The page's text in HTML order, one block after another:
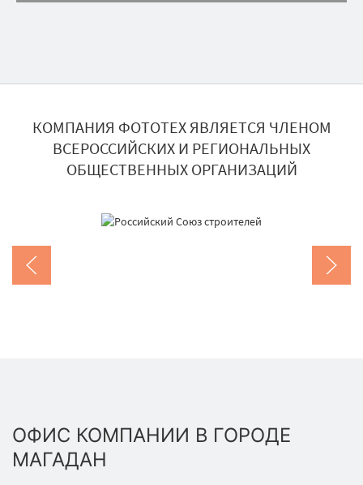
КОМПАНИЯ ФОТОТЕХ ЯВЛЯЕТСЯ ЧЛЕНОМ
ВСЕРОССИЙСКИХ И РЕГИОНАЛЬНЫХ
ОБЩЕСТВЕННЫХ ОРГАНИЗАЦИЙ
ОФИС КОМПАНИИ В ГОРОДЕ
МАГАДАН